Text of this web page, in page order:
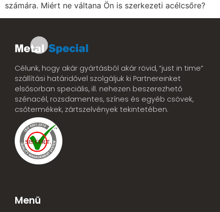
számára. Miért ne váltana Ön is szerkezeti acélcsőre?
Célunk, hogy akár gyártásból akár rövid, “just in time”
szállítási határidővel szolgáljuk ki Partnereinket
elsősorban speciális, ill. nehezen beszerezhető
szénacél, rozsdamentes, színes és egyéb csövek,
csőtermékek, zártszelvények tekintetében.
Menü